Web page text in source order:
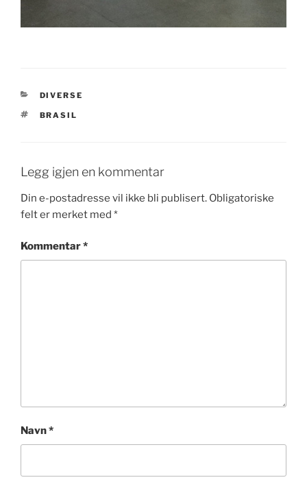
KATEGORIER
DIVERSE
STIKKORD
BRASIL
Legg igjen en kommentar
Din e-postadresse vil ikke bli publisert. Obligatoriske
felt er merket med *
Kommentar*
Navn*